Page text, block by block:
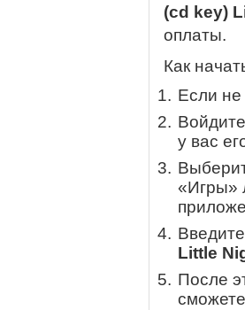
(cd key)
оплаты.
Как
Если не
у вас
«Игры»
Little
После
сможете